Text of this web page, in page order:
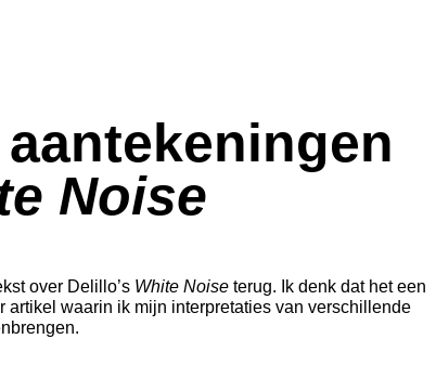
Noise
over Delillo’s White Noise terug. Ik denk dat het een
artikel waarin ik mijn interpretaties van verschillende